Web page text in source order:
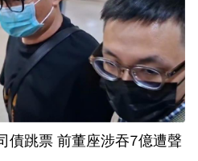
債跳票 前董座涉吞7億遭聲